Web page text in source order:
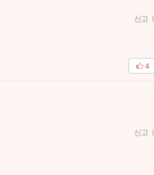
신고 |
4
신고 |